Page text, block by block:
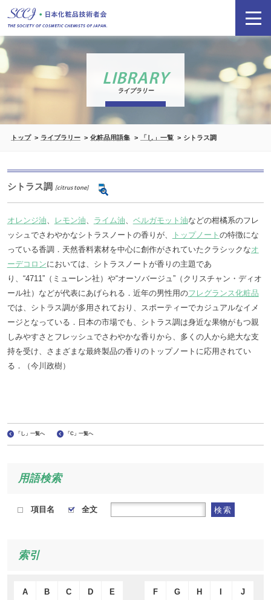
LIBRARY
ライブラリー
トップ ライブラリー 化粧品用語集 「し」一覧 シトラス調
シトラス調 [citrus tone]
オレンジ油、 レモン油、 ライム油、 ベルガモット油などの柑橘系のフレ
ッシュでさわやかなシトラスノートの香りが、
トップノート の特徴にな
っている香調．天然香料素材を中心に創作がされていたクラシックなオ
ーデコロンにおいては、シトラスノートが香りの主題であ
り、“4711”（ミューレン社）や“オーソバージュ”（クリスチャン・ディオ
ール社）などが代表にあげられる．近年の男性用のフレグランス化粧品
では、シトラス調が多用されており、スポーティーでカジュアルなイメ
ージとなっている．日本の市場でも、シトラス調は身近な果物がもつ親
しみやすさとフレッシュでさわやかな香りから、多くの人から絶大な支
持を受け、さまざまな最終製品の香りのトップノートに応用されてい
る．（今川政樹）
「し」一覧へ 「C」一覧へ
用語検索
項目名 全文 検索
索引
A B C D E F G H J